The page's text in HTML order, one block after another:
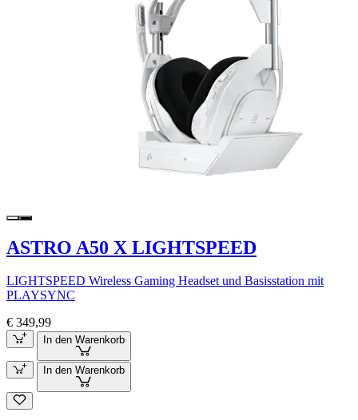
ASTRO A50 X LIGHTSPEED
LIGHTSPEED Wireless Gaming Headset und Basisstation mit
PLAYSYNC
€ 349,99
In den Warenkorb
In den Warenkorb